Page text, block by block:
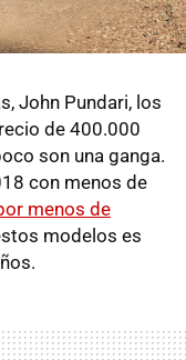
John Pundari, los
de 400.000
son una ganga.
con menos de
menos de
modelos es